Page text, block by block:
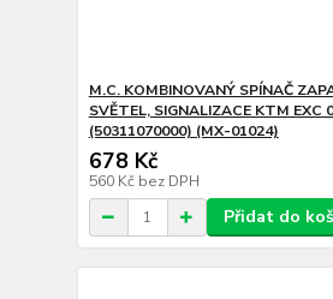
M.C. KOMBINOVANÝ SPÍNAČ
SVĚTEL, SIGNALIZACE KTM EXC
(50311070000) (MX-01024)
678 Kč
560 Kč bez DPH
Přidat do